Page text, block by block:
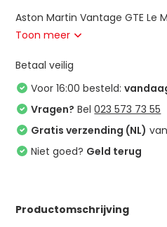
Aston Martin Vantage GTE Le
Toon meer
Betaal veilig
Voor 16:00 besteld:
Vragen? Bel023 573 73 55
Gratis verzending (NL)
Niet goed? Geld terug
Productomschrijving